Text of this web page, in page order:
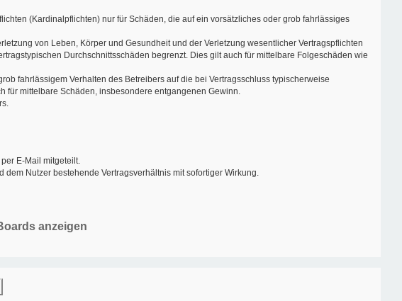
(Kardinalpflichten) nur für Schäden, die auf ein vorsätzliches oder grob fahrlässiges
von Leben, Körper und Gesundheit und der Verletzung wesentlicher Vertragspflichten
Durchschnittsschäden begrenzt. Dies gilt auch für mittelbare Folgeschäden wie
fahrlässigem Verhalten des Betreibers auf die bei Vertragsschluss typischerweise
für mittelbare Schäden, insbesondere entgangenen Gewinn.
E-Mail mitgeteilt.
Nutzer bestehende Vertragsverhältnis mit sofortiger Wirkung.
anzeigen